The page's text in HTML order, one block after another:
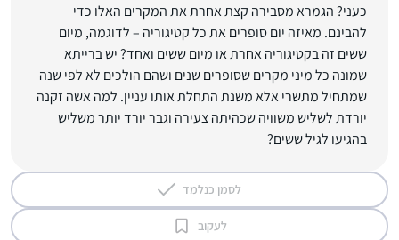
כעני? הגמרא מסבירה קצת אחרת את המקרים האלו כדי
להבינם. מאיזה יום סופרים את כל קטיגוריה – לדוגמה, מיום
ששים זה בקטיגוריה אחרת או מיום ששים ואחד? יש ברייתא
שמונה כל מיני מקרים שסופרים שנים ושהם הולכים לא לפי שנה
שמתחיל מתשרי אלא משנת התחלת אותו עניין. למה אשה זקנה
יורדת לשליש משוויה שכהיתה צעירה וגבר יורד יותר משליש
בהגיעו לגיל ששים?
לסמן כנלמד
לעקוב